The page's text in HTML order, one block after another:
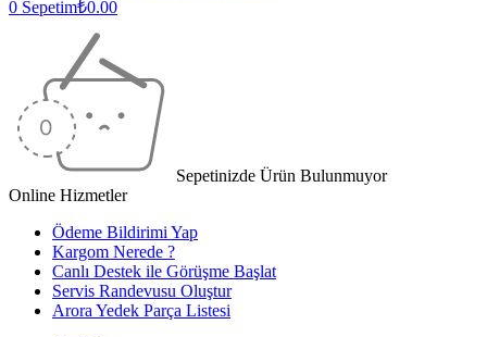
0 Sepetim₺0.00
Sepetinizde Ürün Bulunmuyor
Online Hizmetler
Ödeme Bildirimi Yap
Kargom Nerede ?
Canlı Destek ile Görüşme Başlat
Servis Randevusu Oluştur
Arora Yedek Parça Listesi